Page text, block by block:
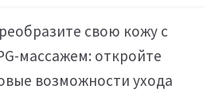
свою кожу с
массажем: откройте
возможности ухода